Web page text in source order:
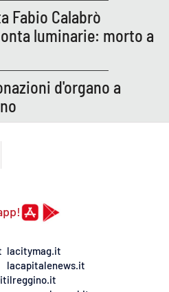
Fabio Calabrò
luminarie: morto a
d'organo a
lacitymag.it
lacapitalenews.it
ilreggino.it